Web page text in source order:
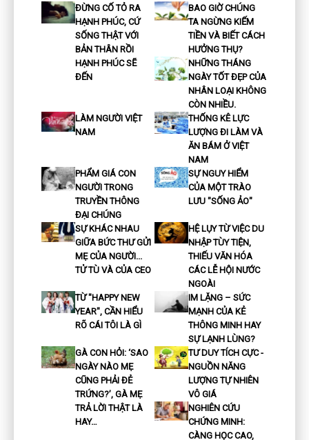
ĐỪNG CỐ TỎ RA
HẠNH PHÚC, CỨ
SỐNG THẬT VỚI
BẢN THÂN RỒI
HẠNH PHÚC SẼ
ĐẾN
BAO GIỜ CHÚNG
TA NGỪNG KIẾM
TIỀN VÀ BIẾT CÁCH
HƯỞNG THỤ?
NHỮNG THÁNG
NGÀY TỐT ĐẸP CỦA
NHÂN LOẠI KHÔNG
CÒN NHIỀU.
LÀM NGƯỜI VIỆT
NAM
THỐNG KÊ LỰC
LƯỢNG ĐI LÀM VÀ
ĂN BÁM Ở VIỆT
NAM
PHẨM GIÁ CON
NGƯỜI TRONG
TRUYỀN THÔNG
ĐẠI CHÚNG
SỰ NGUY HIỂM
CỦA MỘT TRÀO
LƯU "SỐNG ẢO"
SỰ KHÁC NHAU
GIỮA BỨC THƯ GỬI
MẸ CỦA NGƯỜI...
TỬ TÙ VÀ CỦA CEO
HỆ LỤY TỪ VIỆC DU
NHẬP TÙY TIỆN,
THIẾU VĂN HÓA
CÁC LỄ HỘI NƯỚC
NGOÀI
TỪ "HAPPY NEW
YEAR", CẦN HIỂU
RÕ CÁI TÔI LÀ GÌ
IM LẶNG – SỨC
MẠNH CỦA KẺ
THÔNG MINH HAY
SỰ LẠNH LÙNG?
GÀ CON HỎI: ‘SAO
NGÀY NÀO MẸ
CŨNG PHẢI ĐẺ
TRỨNG?’, GÀ MẸ
TRẢ LỜI THẬT LÀ
HAY…
TƯ DUY TÍCH CỰC -
NGUỒN NĂNG
LƯỢNG TỰ NHIÊN
VÔ GIÁ
NGHIÊN CỨU
CHỨNG MINH:
CÀNG HỌC CAO,